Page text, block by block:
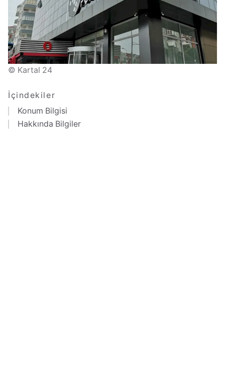
© Kartal 24
İçindekiler
Konum Bilgisi
Hakkında Bilgiler